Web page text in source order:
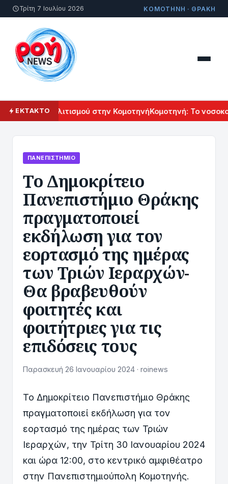
Τρίτη 7 Ιουλίου 2026 ΚΟΜΟΤΗΝΗ · ΘΡΑΚΗ
ΕΚΤΑΚΤΟΠολιτισμού στην ΚομοτηνήΚομοτηνή: Το
ΠΑΝΕΠΙΣΤΉΜΙΟ
Το Δημοκρίτειο
Πανεπιστήμιο Θράκης
πραγματοποιεί
εκδήλωση για τον
εορτασμό της ημέρας
των Τριών Ιεραρχών-
Θα βραβευθούν
φοιτητές και
φοιτήτριες για τις
επιδόσεις τους
Παρασκευή 26 Ιανουαρίου 2024 · roinews
Το Δημοκρίτειο Πανεπιστήμιο Θράκης
πραγματοποιεί εκδήλωση για τον
εορτασμό της ημέρας των Τριών
Ιεραρχών, την Τρίτη 30 Ιανουαρίου 2024
και ώρα 12:00, στο κεντρικό αμφιθέατρο
στην Πανεπιστημιούπολη Κομοτηνής.